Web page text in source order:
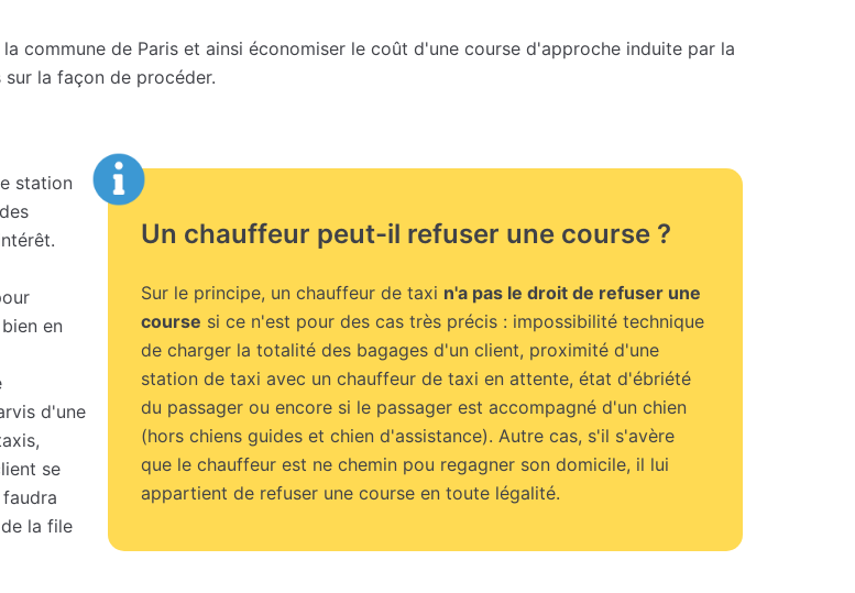
commune de Paris et ainsi économiser le coût d'une course d'approche induite par la
la façon de procéder.
Un chauffeur peut-il refuser une course ?
Sur le principe, un chauffeur de taxi n'a pas le droit de refuser une
course si ce n'est pour des cas très précis : impossibilité technique
de charger la totalité des bagages d'un client, proximité d'une
station de taxi avec un chauffeur de taxi en attente, état d'ébriété
du passager ou encore si le passager est accompagné d'un chien
(hors chiens guides et chien d'assistance). Autre cas, s'il s'avère
que le chauffeur est ne chemin pou regagner son domicile, il lui
appartient de refuser une course en toute légalité.
station
en
d'une
se
la file